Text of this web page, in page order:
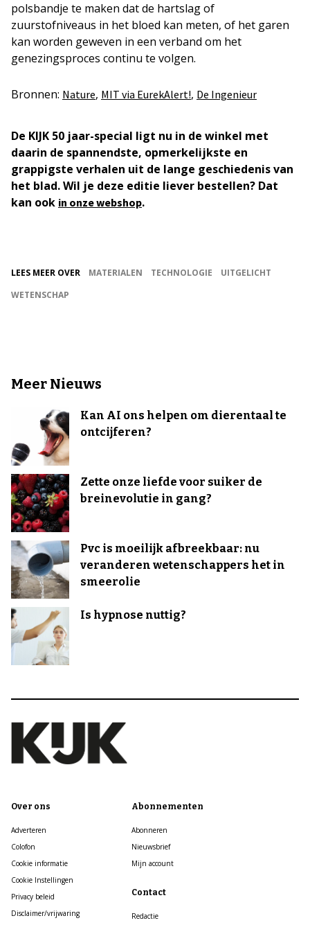
polsbandje te maken dat de hartslag of
zuurstofniveaus in het bloed kan meten, of het garen
kan worden geweven in een verband om het
genezingsproces continu te volgen.
Bronnen: Nature, MIT via EurekAlert!, De Ingenieur
De KIJK 50 jaar-special ligt nu in de winkel met
daarin de spannendste, opmerkelijkste en
grappigste verhalen uit de lange geschiedenis van
het blad. Wil je deze editie liever bestellen? Dat
kan ook in onze webshop.
LEES MEER OVER MATERIALEN TECHNOLOGIE
UITGELICHT
WETENSCHAP
Meer Nieuws
Kan AI ons helpen om dierentaal te
ontcijferen?
Zette onze liefde voor suiker de
breinevolutie in gang?
Pvc is moeilijk afbreekbaar: nu
veranderen wetenschappers het in
smeerolie
Is hypnose nuttig?
Over ons
Adverteren
Colofon
Cookie informatie
Cookie Instellingen
Privacy beleid
Disclaimer/vrijwaring
Abonnementen
Abonneren
Nieuwsbrief
Mijn account
Contact
Redactie